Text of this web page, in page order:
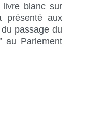
livre blanc sur
présenté aux
passage du
au Parlement